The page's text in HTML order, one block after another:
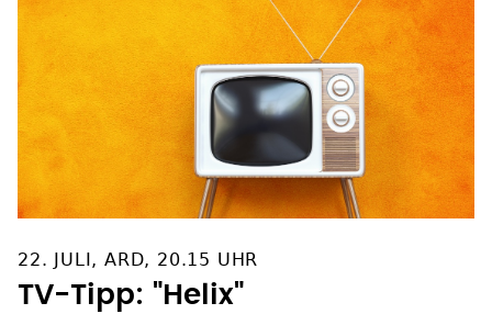
22. JULI, ARD, 20.15 UHR
TV-Tipp: "Helix"